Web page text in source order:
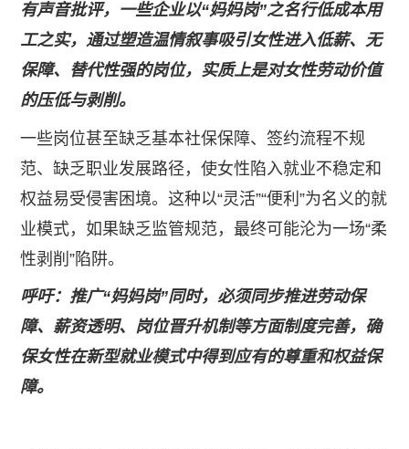
有声音批评，一些企业以“妈妈岗”之名行低成本用
工之实，通过塑造温情叙事吸引女性进入低薪、无
保障、替代性强的岗位，实质上是对女性劳动价值
的压低与剥削。
一些岗位甚至缺乏基本社保保障、签约流程不规
范、缺乏职业发展路径，使女性陷入就业不稳定和
权益易受侵害困境。这种以“灵活”“便利”为名义的就
业模式，如果缺乏监管规范，最终可能沦为一场“柔
性剥削”陷阱。
呼吁：推广“妈妈岗”同时，必须同步推进劳动保
障、薪资透明、岗位晋升机制等方面制度完善，确
保女性在新型就业模式中得到应有的尊重和权益保
障。